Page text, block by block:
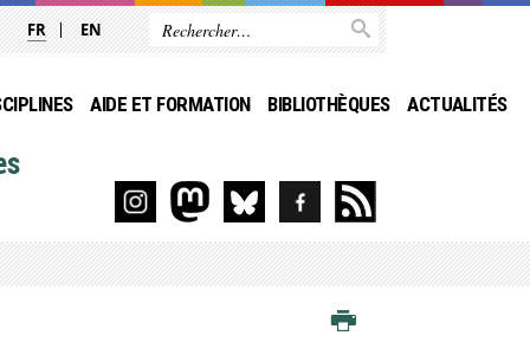
FR EN
AIDE ET FORMATION BIBLIOTHÈQUES ACTUALITÉS